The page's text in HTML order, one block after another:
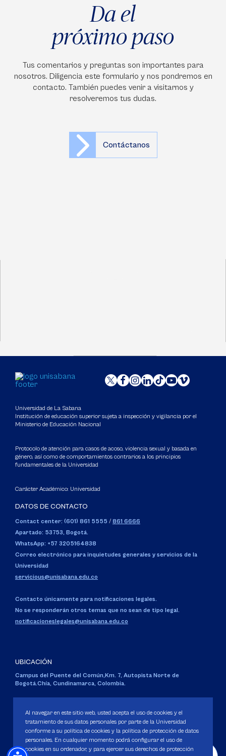
Da el
próximo paso
Tus comentarios y preguntas son importantes para
nosotros. Diligencia este formulario y nos pondremos en
contacto. También puedes venir a visitarnos y
resolveremos tus dudas.
Contáctanos
Universidad de La Sabana
Institución de educación superior sujeta a inspección y vigilancia por el
Ministerio de Educación Nacional
Protocolo de atención para casos de acoso, violencia sexual y basada en
género, así como de comportamientos contrarios a los principios
fundamentales de la Universidad
Carácter Académico: Universidad
DATOS DE CONTACTO
Contact center: (601) 861 5555 / 861 6666
Apartado: 53753, Bogotá.
WhatsApp: +57 3205164838
Correo electrónico para inquietudes generales y servicios de la
Universidad
servicious@unisabana.edu.co
Contacto únicamente para notificaciones legales.
No se responderán otros temas que no sean de tipo legal.
notificacioneslegales@unisabana.edu.co
UBICACIÓN
Campus del Puente del Común,Km. 7, Autopista Norte de
Bogotá.Chía, Cundinamarca, Colombia.
Personería Jurídica:Resolución 130 del 14 de enero de 1980.
Ministerio de Educación Nacional.
Al navegar en este sitio web, usted acepta el uso de cookies y el
tratamiento de sus datos personales por parte de la Universidad
conforme a su política de cookies y la política de protección de datos
personales. En cualquier momento podrá configurar el uso de
cookies en su ordenador, y para ejercer sus derechos de protección